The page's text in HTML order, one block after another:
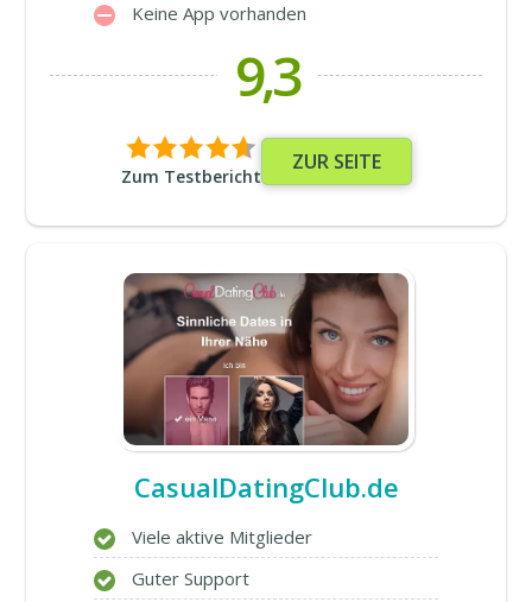
Keine App vorhanden
9,3
Zum Testbericht
ZUR SEITE
CasualDatingClub.de
Viele aktive Mitglieder
Guter Support